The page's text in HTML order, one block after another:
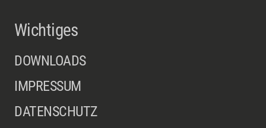
Wichtiges
DOWNLOADS
IMPRESSUM
DATENSCHUTZ